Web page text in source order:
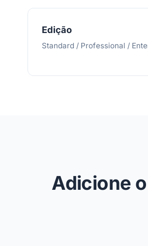
Edição
Standard / Professional /
Adicione